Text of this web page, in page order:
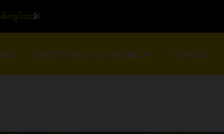
ရည် တစ်ကျပ်သား)
SHOPPING & PROMOS TRAVEL